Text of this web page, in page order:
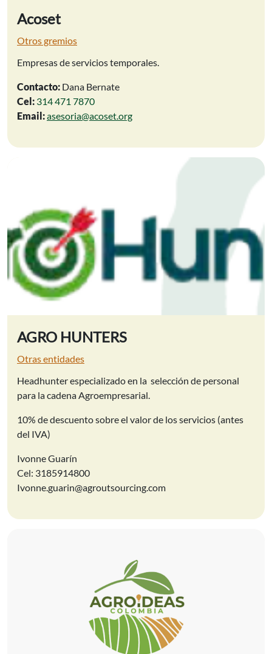
Acoset
Otros gremios
Empresas de servicios temporales.
Contacto: Dana Bernate
Cel: 314 471 7870
Email:asesoria@acoset.org
AGRO HUNTERS
Otras entidades
Headhunter especializado en la selección de personal
para la cadena Agroempresarial.
10% de descuento sobre el valor de los servicios (antes
del IVA)
Ivonne Guarín
Cel: 3185914800
Ivonne.guarin@agroutsourcing.com